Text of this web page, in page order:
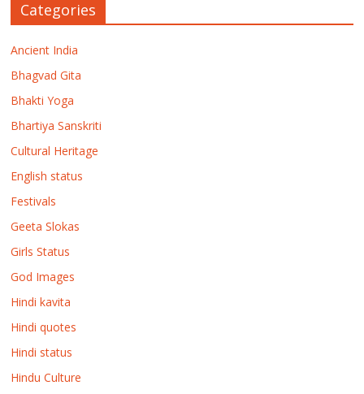
Categories
Ancient India
Bhagvad Gita
Bhakti Yoga
Bhartiya Sanskriti
Cultural Heritage
English status
Festivals
Geeta Slokas
Girls Status
God Images
Hindi kavita
Hindi quotes
Hindi status
Hindu Culture